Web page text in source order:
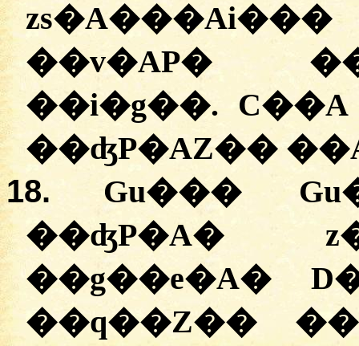
��v�AP�
��i�g��. C��A
��ʤP�AZ��
18.
Gu���
��ʤP�A�
��g��e�A�
��q��Z��